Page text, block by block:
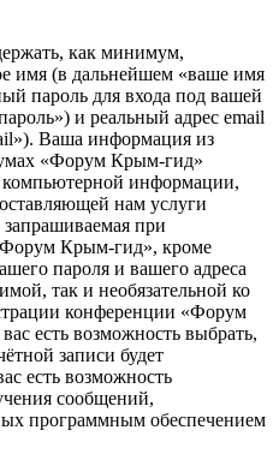
как минимум,
имя (в дальнейшем «ваше имя
пароль для входа под вашей
и реальный адрес email
Ваша информация из
«Форум Крым-гид»
компьютерной информации,
нам услуги
при
Крым-гид», кроме
пароля и вашего адреса
так и необязательной ко
конференции «Форум
есть возможность выбрать,
записи будет
есть возможность
сообщений,
программным обеспечением